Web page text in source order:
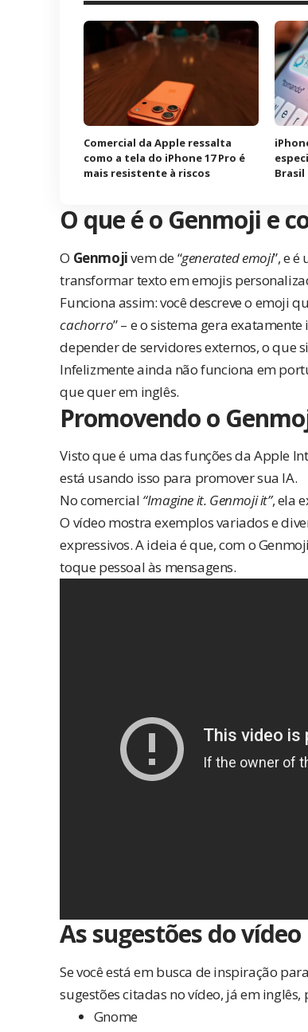
Comercial da Apple ressalta
como a tela do iPhone 17 Pro é
mais resistente à riscos
O que é o Genmoji e
O Genmojivem de “generated emoji”, e
transformar texto em emojis
Funciona assim: você descreve o emoji
cachorro” – e o sistema gera
depender de servidores externos, o que
Infelizmente ainda não funciona em
que quer em inglês.
Promovendo o
Visto que é uma das funções da Apple
está usando isso para promover sua IA.
No comercial “Imagine it. Genmoji it”, ela
O vídeo mostra exemplos variados e
expressivos. A ideia é que, com o
toque pessoal às mensagens.
As sugestões do vídeo
Se você está em busca de inspiração
sugestões citadas no vídeo, já em
Gnome